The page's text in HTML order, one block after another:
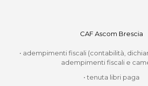
CAF Ascom Brescia
• adempimenti fiscali (contabilità,
adempimenti fiscali e
• tenuta libri paga